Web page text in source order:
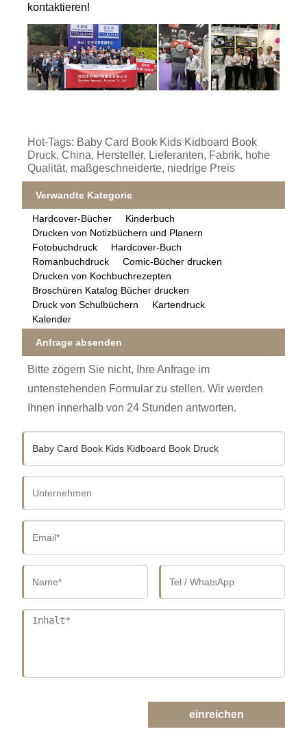
kontaktieren!
Hot-Tags: Baby Card Book Kids Kidboard Book
Druck, China, Hersteller, Lieferanten, Fabrik, hohe
Qualität, maßgeschneiderte, niedrige Preis
Verwandte Kategorie
Hardcover-Bücher
Kinderbuch
Drucken von Notizbüchern und Planern
Fotobuchdruck
Hardcover-Buch
Romanbuchdruck
Comic-Bücher drucken
Drucken von Kochbuchrezepten
Broschüren Katalog Bücher drucken
Druck von Schulbüchern
Kartendruck
Kalender
Anfrage absenden
Bitte zögern Sie nicht, Ihre Anfrage im
untenstehenden Formular zu stellen. Wir werden
Ihnen innerhalb von 24 Stunden antworten.
einreichen